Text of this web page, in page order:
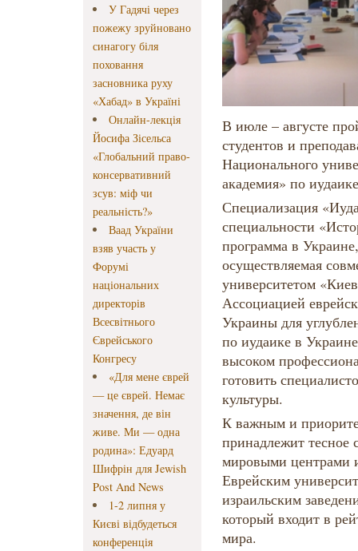
У Гадячі через
пожежу зруйновано
синагогу біля
поховання
засновника руху
«Хабад» в Україні
Онлайн-лекція
Йосифа Зісельса
«Глобальний право-
консервативний
зсув: міф чи
реальність?»
Ваад України
взяв участь у
Форумі
національних
директорів
Всесвітнього
Єврейського
Конгресу
«Для мене єврей
— це єврей. Немає
значення, де він
живе. Ми — одна
родина»: Едуард
Шифрін для Jewish
Post And News
1-2 липня у
Києві відбудеться
конференція
В июле – августе
студентов и
Национального
академия» по
Специализация
специальности
программа в
осуществляемая
университетом
Ассоциацией
Украины для
по иудаике в
высоком
готовить
культуры.
К важным и
принадлежит тесное
мировыми центрами
Еврейским
израильским
который входит в
мира.